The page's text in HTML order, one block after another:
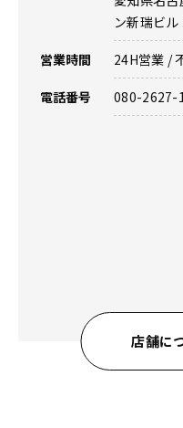
ン新瑞ビル
営業時間 24H営業 /
電話番号 080-2627-
店舗に